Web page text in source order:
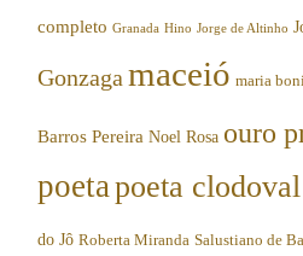
completo Granada Hino Jorge de Altinho
Gonzaga maceió maria
Barros Pereira Noel Rosa ouro
poeta poeta
do Jô Roberta Miranda Salustiano de